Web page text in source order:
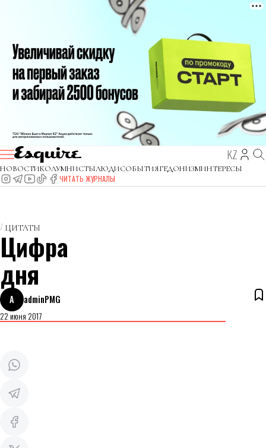
KZ
НОВОСТИКОЛУМНИСТЫЛЮДИСОБЫТИЯГЕДОНИЗМИНТЕРЕСЫ
ЧИТАТЬ ЖУРНАЛЫ
ЦИТАТЫ
Цифра
дня
A
adminPMG
22 июня 2017